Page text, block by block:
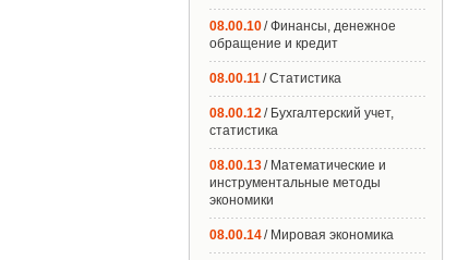
08.00.10/ Финансы, денежное
обращение и кредит
08.00.11/ Статистика
08.00.12/ Бухгалтерский учет,
статистика
08.00.13/ Математические и
инструментальные методы
экономики
08.00.14/ Мировая экономика